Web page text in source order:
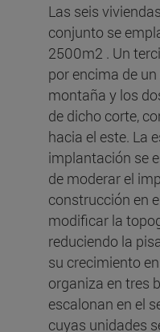
Las seis
conjunto se
2500m2 . Un
por encima de
montaña y los
de dicho corte,
hacia el este. La
implantación se
de moderar el
construcción en
modificar la
reduciendo la
su crecimiento
organiza en tres
escalonan en el
cuyas unidades